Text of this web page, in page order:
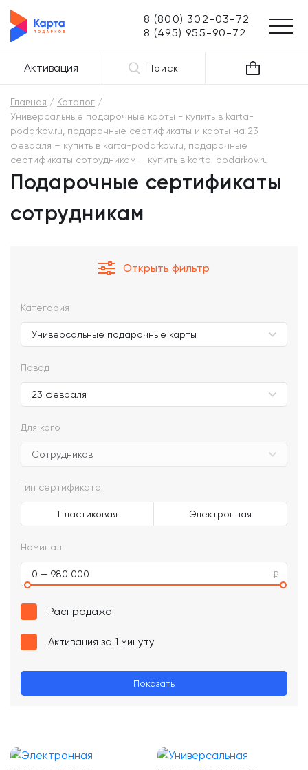
8 (800) 302-03-72
8 (495) 955-90-72
Активация Поиск
Главная
Каталог
Универсальные подарочные карты - купить в karta-
podarkov.ru, подарочные сертификаты и карты на 23
февраля – купить в karta-podarkov.ru, подарочные
сертификаты сотрудникам – купить в karta-podarkov.ru
Подарочные сертификаты
сотрудникам
Открыть фильтр
Категория
Повод
Для кого
Тип сертификата:
Пластиковая Электронная
Номинал
0 — 980 000
Распродажа
Активация за 1 минуту
Показать